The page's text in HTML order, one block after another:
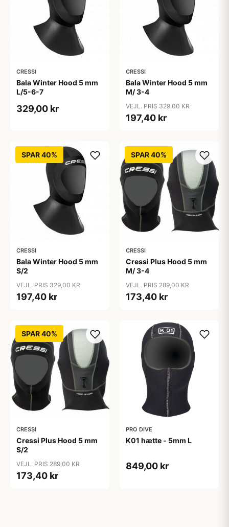
CRESSI
Bala Winter Hood 5 mm
L/5-6-7
329,00 kr
CRESSI
Bala Winter Hood 5 mm
M/ 3-4
VEJL. PRIS 329,00 KR
197,40 kr
SPAR 40%
CRESSI
Bala Winter Hood 5 mm
S/2
VEJL. PRIS 329,00 KR
197,40 kr
SPAR 40%
CRESSI
Cressi Plus Hood 5 mm
M/ 3-4
VEJL. PRIS 289,00 KR
173,40 kr
SPAR 40%
CRESSI
Cressi Plus Hood 5 mm
S/2
VEJL. PRIS 289,00 KR
173,40 kr
PRO DIVE
K01 hætte - 5mm L
849,00 kr